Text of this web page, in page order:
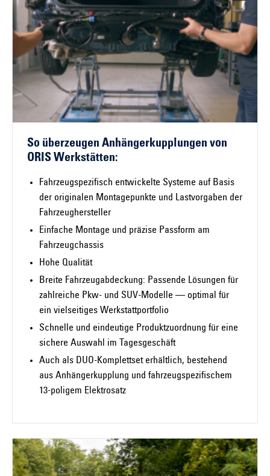
So überzeugen Anhängerkupplungen von
ORIS Werkstätten:
Fahrzeugspezifisch entwickelte Systeme auf Basis
der originalen Montagepunkte und Lastvorgaben der
Fahrzeughersteller
Einfache Montage und präzise Passform am
Fahrzeugchassis
Hohe Qualität
Breite Fahrzeugabdeckung: Passende Lösungen für
zahlreiche Pkw- und SUV-Modelle — optimal für
ein vielseitiges Werkstattportfolio
Schnelle und eindeutige Produktzuordnung für eine
sichere Auswahl im Tagesgeschäft
Auch als DUO-Komplettset erhältlich, bestehend
aus Anhängerkupplung und fahrzeugspezifischem
13-poligem Elektrosatz